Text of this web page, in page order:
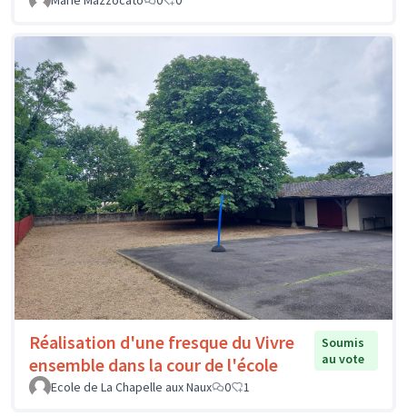
Réalisation d'une fresque du Vivre
ensemble dans la cour de l'école
Soumis
au vote
Ecole de La Chapelle aux Naux
0 1